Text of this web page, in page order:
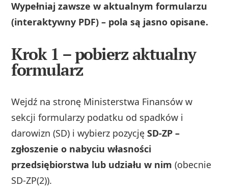
Wypełniaj zawsze w aktualnym formularzu
(interaktywny PDF) – pola są jasno opisane.
Krok 1 – pobierz aktualny
formularz
Wejdź na stronę Ministerstwa Finansów w
sekcji formularzy podatku od spadków i
darowizn (SD) i wybierz pozycjęSD-ZP –
zgłoszenie o nabyciu własności
przedsiębiorstwa lub udziału w nim (obecnie
SD‑ZP(2)).